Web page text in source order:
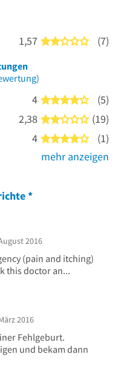
1,57 2 von
(7)
4 4 von
(5)
2,38 2 von
(19)
4 4 von
(1)
mehr anzeigen
*
2016
(pain and itching)
this doctor an...
2016
Fehlgeburt.
und bekam dann